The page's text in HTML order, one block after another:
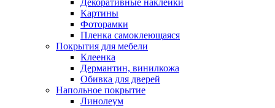
Декоративные наклейки
Картины
Фоторамки
Пленка самоклеющаяся
Покрытия для мебели
Клеенка
Дермантин, винилкожа
Обивка для дверей
Напольное покрытие
Линолеум